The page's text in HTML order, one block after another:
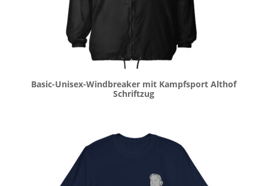
Basic-Unisex-Windbreaker mit Kampfsport Althof
Schriftzug